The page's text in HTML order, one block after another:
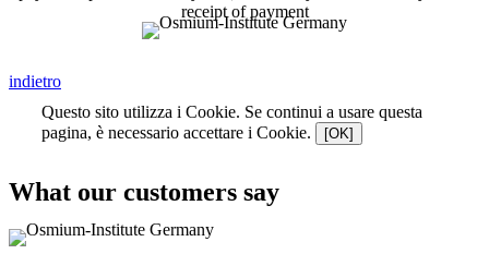
receipt of payment
indietro
Questo sito utilizza i Cookie. Se continui a usare questa
pagina, è necessario accettare i Cookie.
[OK]
What our customers say